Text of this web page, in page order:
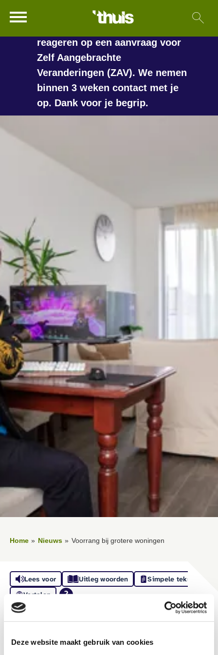
Deze website maakt gebruik van cookies
Naar hoofdinhoud
Naar hoofdnavigatiemenu
Naar zoeken
Naar de homepage
Ga naar Hoofd
langer duren voordat we
reageren op een aanvraag voor
Zelf Aangebrachte
Veranderingen (ZAV). We nemen
binnen 3 weken contact met je
op. Dank voor je begrip.
Home Nieuws Voorrang bij grotere woningen
Lees voor Uitleg woorden
Simpele tekst
Vertalen
Voorrang bij grotere
woningen